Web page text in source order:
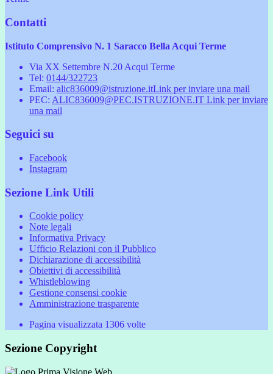
Contatti
Istituto Comprensivo N. 1 Saracco Bella Acqui Terme
Via XX Settembre N.20 Acqui Terme
Tel: 0144/322723
Email: alic836009@istruzione.itLink per inviare una mail
PEC: ALIC836009@PEC.ISTRUZIONE.IT Link per inviare
una mail
Seguici su
Facebook
Instagram
Sezione Link Utili
Cookie policy
Note legali
Informativa Privacy
Ufficio Relazioni con il Pubblico
Dichiarazione di accessibilità
Obiettivi di accessibilità
Whistleblowing
Gestione consensi cookie
Amministrazione trasparente
Pagina visualizzata 1306 volte
Sezione Copyright